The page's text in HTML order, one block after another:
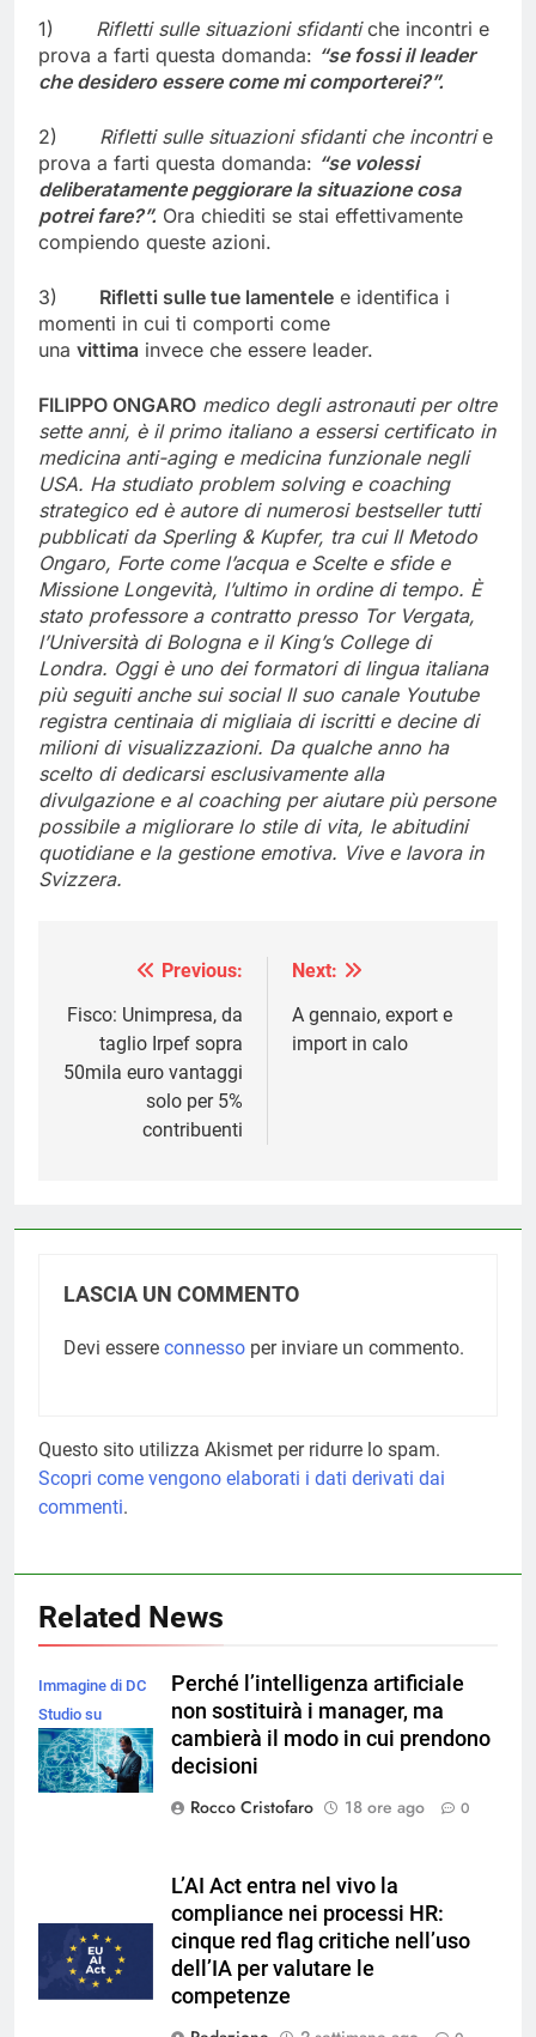
1) Rifletti sulle situazioni sfidantiche incontri e
prova a farti questa domanda: “se fossi il leader
che desidero essere come mi comporterei?”.
2) Rifletti sulle situazioni sfidanti che incontrie
prova a farti questa domanda: “se volessi
deliberatamente peggiorare la situazione cosa
potrei fare?”. Ora chiediti se stai effettivamente
compiendo queste azioni.
3) Rifletti sulle tue lamentele e identifica i
momenti in cui ti comporti come
una vittima invece che essere leader.
FILIPPO ONGARO medico degli astronauti per oltre
sette anni, è il primo italiano a essersi certificato in
medicina anti-aging e medicina funzionale negli
USA. Ha studiato problem solving e coaching
strategico ed è autore di numerosi bestseller tutti
pubblicati da Sperling & Kupfer, tra cui Il Metodo
Ongaro, Forte come l’acqua e Scelte e sfide e
Missione Longevità, l’ultimo in ordine di tempo. È
stato professore a contratto presso Tor Vergata,
l’Università di Bologna e il King’s College di
Londra. Oggi è uno dei formatori di lingua italiana
più seguiti anche sui social Il suo canale Youtube
registra centinaia di migliaia di iscritti e decine di
milioni di visualizzazioni. Da qualche anno ha
scelto di dedicarsi esclusivamente alla
divulgazione e al coaching per aiutare più persone
possibile a migliorare lo stile di vita, le abitudini
quotidiane e la gestione emotiva. Vive e lavora in
Svizzera.
Navigazione
articoli
Previous:
Fisco: Unimpresa, da
taglio Irpef sopra
50mila euro vantaggi
solo per 5%
contribuenti
Next:
A gennaio, export e
import in calo
LASCIA UN COMMENTO
Devi essere connesso per inviare un commento.
Questo sito utilizza Akismet per ridurre lo spam.
Scopri come vengono elaborati i dati derivati dai
commenti.
Related News
Immagine di DC
Studio su
Magnific
Perché l’intelligenza artificiale
non sostituirà i manager, ma
cambierà il modo in cui prendono
decisioni
Rocco Cristofaro
18 ore ago 0
L’AI Act entra nel vivo la
compliance nei processi HR:
cinque red flag critiche nell’uso
dell’IA per valutare le
competenze